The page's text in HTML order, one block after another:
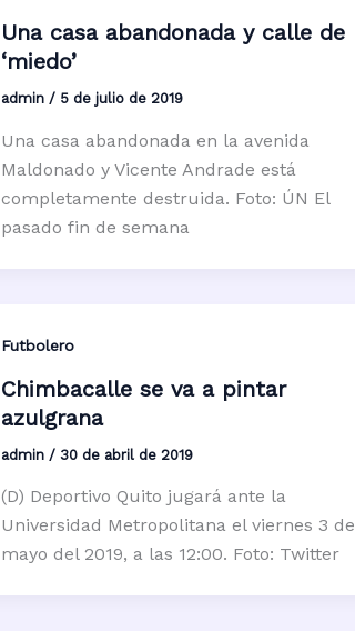
Una casa abandonada y calle de
‘miedo’
admin / 5 de julio de 2019
Una casa abandonada en la avenida
Maldonado y Vicente Andrade está
completamente destruida. Foto: ÚN El
pasado fin de semana
Futbolero
Chimbacalle se va a pintar
azulgrana
admin / 30 de abril de 2019
(D) Deportivo Quito jugará ante la
Universidad Metropolitana el viernes 3 de
mayo del 2019, a las 12:00. Foto: Twitter